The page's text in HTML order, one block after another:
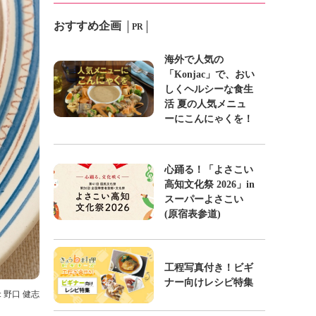
野口 健志
おすすめ企画 PR
海外で人気の
「Konjac」で、おい
しくヘルシーな食生
活 夏の人気メニュ
ーにこんにゃくを！
心踊る！「よさこい
高知文化祭 2026」in
スーパーよさこい
(原宿表参道)
工程写真付き！ビギ
ナー向けレシピ特集